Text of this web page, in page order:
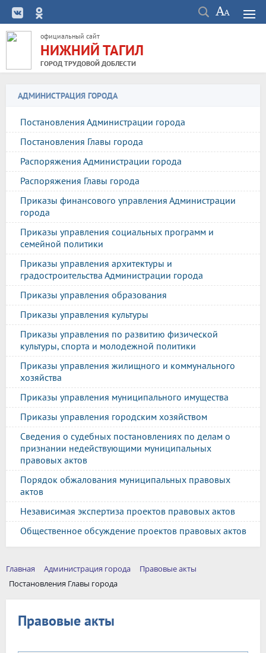
официальный сайт
НИЖНИЙ ТАГИЛ
ГОРОД ТРУДОВОЙ ДОБЛЕСТИ
АДМИНИСТРАЦИЯ ГОРОДА
Постановления Администрации города
Постановления Главы города
Распоряжения Администрации города
Распоряжения Главы города
Приказы финансового управления Администрации
города
Приказы управления социальных программ и
семейной политики
Приказы управления архитектуры и
градостроительства Администрации города
Приказы управления образования
Приказы управления культуры
Приказы управления по развитию физической
культуры, спорта и молодежной политики
Приказы управления жилищного и коммунального
хозяйства
Приказы управления муниципального имущества
Приказы управления городским хозяйством
Сведения о судебных постановлениях по делам о
признании недействующими муниципальных
правовых актов
Порядок обжалования муниципальных правовых
актов
Независимая экспертиза проектов правовых актов
Общественное обсуждение проектов правовых актов
Главная Администрация города
Правовые акты
Постановления Главы города
Правовые акты